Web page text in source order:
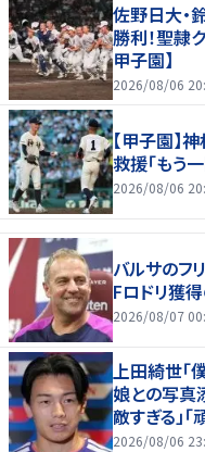
佐野日大・
勝利！聖隷
甲子園】
2026/08/06
【甲子園】
救援「もう
2026/08/06
バルサのフ
Fロドリ獲
2026/08/07
上田綺世「
娘との写真
敵すぎる」
2026/08/06